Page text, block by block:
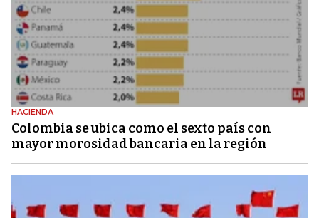
HACIENDA
Colombia se ubica como el sexto país con
mayor morosidad bancaria en la región